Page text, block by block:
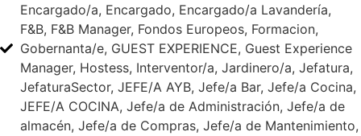
Encargado/a, Encargado, Encargado/a Lavandería,
F&B, F&B Manager, Fondos Europeos, Formacion,
Gobernanta/e, GUEST EXPERIENCE, Guest Experience
Manager, Hostess, Interventor/a, Jardinero/a, Jefatura,
JefaturaSector, JEFE/A AYB, Jefe/a Bar, Jefe/a Cocina,
JEFE/A COCINA, Jefe/a de Administración, Jefe/a de
almacén, Jefe/a de Compras, Jefe/a de Mantenimiento,